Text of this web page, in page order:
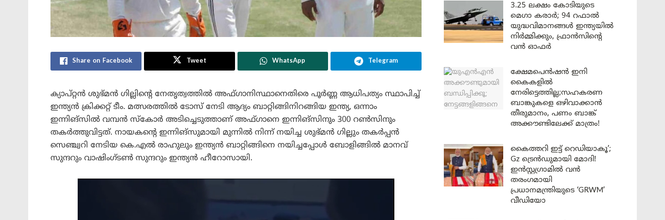
Share on Facebook Tweet WhatsApp Telegram
ക്യാപ്റ്റൻ ശുഭ്മൻ ഗില്ലിന്റെ നേതൃത്വത്തിൽ അഫ്ഗാനിസ്ഥാനെതിരെ പൂർണ്ണ ആധിപത്യം സ്ഥാപിച്ച്
ഇന്ത്യൻ ക്രിക്കറ്റ് ടീം. മത്സരത്തിൽ ടോസ് നേടി ആദ്യം ബാറ്റിങ്ങിനിറങ്ങിയ ഇന്ത്യ, ഒന്നാം
ഇന്നിങ്സിൽ വമ്പൻ സ്കോർ അടിച്ചെടുത്താണ് അഫ്ഗാനെ ഇന്നിങ്സിനും 300 റൺസിനും
തകർത്തുവിട്ടത്. നായകന്റെ ഇന്നിങ്സുമായി മുന്നിൽ നിന്ന് നയിച്ച ശുഭ്മൻ ഗില്ലും തകർപ്പൻ
സെഞ്ച്വറി നേടിയ കെ.എൽ രാഹുലും ഇന്ത്യൻ ബാറ്റിങ്ങിനെ നയിച്ചപ്പോൾ ബോളിങ്ങിൽ മാനവ്
സുന്ദറും വാഷിംഗ്‌ടൺ സുന്ദറും ഇന്ത്യൻ ഹീറോസായി.
3.25 ലക്ഷം കോടിയുടെ
മെഗാ കരാർ; 94 റഫാൽ
യുദ്ധവിമാനങ്ങൾ ഇന്ത്യയിൽ
നിർമ്മിക്കും, ഫ്രാൻസിന്റെ
വൻ ഓഫർ
ക്ഷേമപെൻഷൻ ഇനി
കൈകളിൽ
നേരിട്ടെത്തില്ല;സഹകരണ
ബാങ്കുകളെ ഒഴിവാക്കാൻ
തീരുമാനം, പണം ബാങ്ക്
അക്കൗണ്ടിലേക്ക് മാത്രം!
കൈത്തറി ഇട്ട് റെഡിയാകൂ’;
Gz ട്രെൻഡുമായി മോദി!
ഇൻസ്റ്റഗ്രാമിൽ വൻ
തരംഗമായി
പ്രധാനമന്ത്രിയുടെ ‘GRWM’
വീഡിയോ